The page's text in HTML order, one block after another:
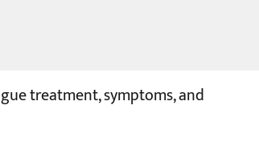
treatment, symptoms, and